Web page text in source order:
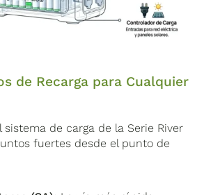
reducir su capacidad al 80%,
integradas de
de protección sobre la
y el BMS coordina la carga y
de Recarga para Cualquier
de carga de la Serie River
fuertes desde el punto de